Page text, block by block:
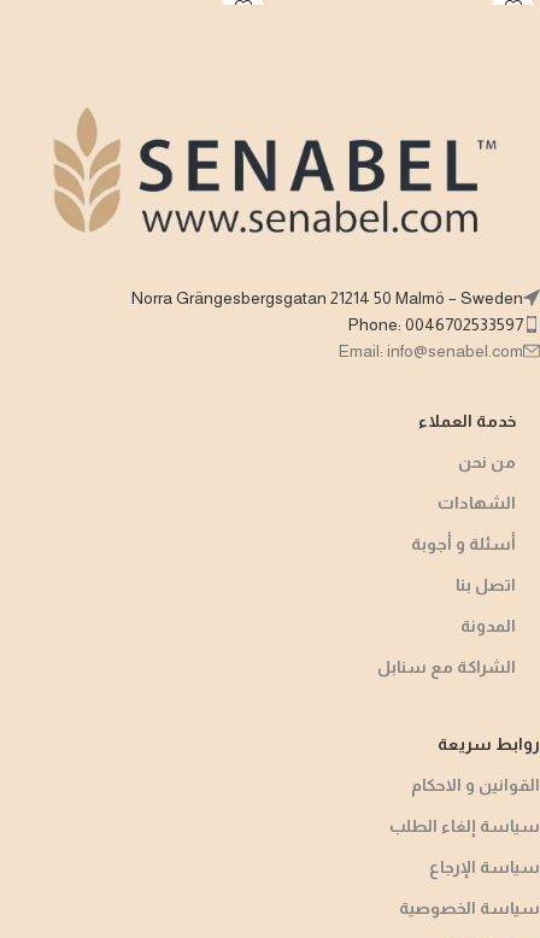
Norra Grängesbergsgatan 21214 50 Malmö – Sweden
Phone: 0046702533597
Email: info@senabel.com
خدمة العملاء
من نحن
الشهادات
أسئلة و أجوبة​
اتصل بنا
المدونة
الشراكة مع سنابل
روابط سريعة
القوانين و الاحكام
سياسة إلغاء الطلب
سياسة الإرجاع
سياسة الخصوصية